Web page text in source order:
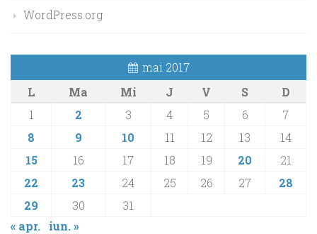
WordPress.org
mai 2017
L
Ma Mi J V S
D
1
2 3 4 5 6
7
8
9 10 11 12 13
14
15
16 17 18 19 20
21
22
23 24 25 26 27
28
29
30
31
« apr.
iun. »